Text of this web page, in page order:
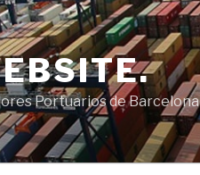
Portuarios de Barcelona